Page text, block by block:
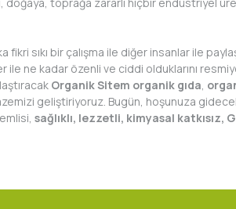
sıkı bir çalışma ile diğer insanlar ile
ne kadar özenli ve ciddi olduklarını
Organik Sitem organik gıda,
geliştiriyoruz. Bugün, hoşunuza
sağlıklı, lezzetli, kimyasal katkısız,